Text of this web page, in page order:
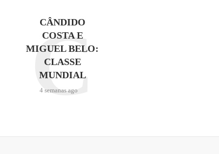
CÂNDIDO
COSTA E
MIGUEL BELO:
CLASSE
MUNDIAL
4 semanas ago
C